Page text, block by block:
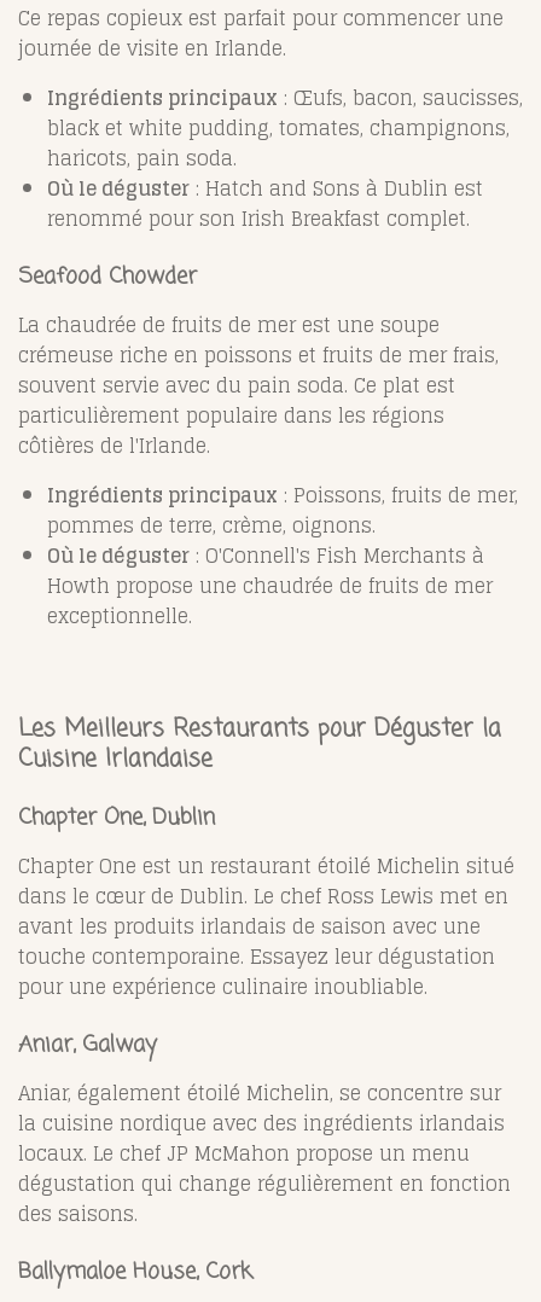
Ce repas copieux est parfait pour commencer une
journée de visite en Irlande.
Ingrédients principaux : Œufs, bacon, saucisses,
black et white pudding, tomates, champignons,
haricots, pain soda.
Où le déguster : Hatch and Sons à Dublin est
renommé pour son Irish Breakfast complet.
Seafood Chowder
La chaudrée de fruits de mer est une soupe
crémeuse riche en poissons et fruits de mer frais,
souvent servie avec du pain soda. Ce plat est
particulièrement populaire dans les régions
côtières de l'Irlande.
Ingrédients principaux : Poissons, fruits de mer,
pommes de terre, crème, oignons.
Où le déguster : O'Connell's Fish Merchants à
Howth propose une chaudrée de fruits de mer
exceptionnelle.
Les Meilleurs Restaurants pour Déguster la
Cuisine Irlandaise
Chapter One, Dublin
Chapter One est un restaurant étoilé Michelin situé
dans le cœur de Dublin. Le chef Ross Lewis met en
avant les produits irlandais de saison avec une
touche contemporaine. Essayez leur dégustation
pour une expérience culinaire inoubliable.
Aniar, Galway
Aniar, également étoilé Michelin, se concentre sur
la cuisine nordique avec des ingrédients irlandais
locaux. Le chef JP McMahon propose un menu
dégustation qui change régulièrement en fonction
des saisons.
Ballymaloe House, Cork